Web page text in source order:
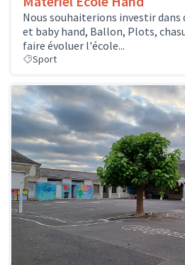
Nous souhaiterions investir
et baby hand, Ballon, Plots,
faire évoluer l'école...
Sport